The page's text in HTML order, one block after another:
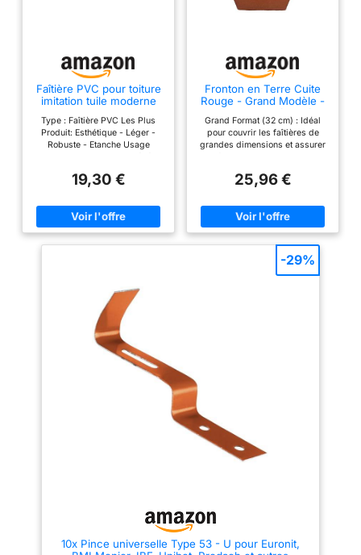
Faîtière PVC pour toiture
imitation tuile moderne
cm, L.74 cm
Type : Faîtière PVC Les Plus
Produit: Esthétique - Léger -
Robuste - Etanche Usage
pose: Se pose sur le dessus
19,30 €
Fronton en Terre Cuite
Rouge - Grand Modèle -
Finition de Faîtage à
Clouer ou à Coller - Haut.
32 cm
Grand Format (32 cm) : Idéal
pour couvrir les faîtières de
grandes dimensions et assurer
Rouge Traditionnelle : Terre
parfaitement avec les tuiles
romanes, canal et toutes toitures
classiques. Haute Compatibilité
faîtières à glissement, à
bourrelet et aux modèles de
ventilation cylindriques. Conçu
Hauteur : 32 cm, Largeur
maximale : 28.5 cm, Épaisseur
maximale 8 cm.
25,96 €
10x Pince universelle Type 53 - U pour Euronit,
-29%